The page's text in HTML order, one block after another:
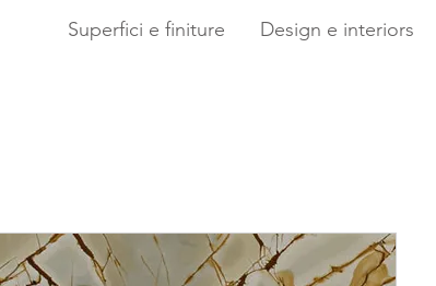
Superfici e finiture Design e interiors